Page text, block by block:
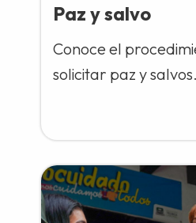
Paz y salvo
Conoce el
solicitar paz y salvos.